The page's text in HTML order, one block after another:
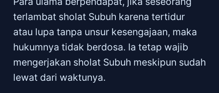
terlambat sholat Subuh karena tertidur
atau lupa tanpa unsur kesengajaan, maka
hukumnya tidak berdosa. Ia tetap wajib
mengerjakan sholat Subuh meskipun sudah
lewat dari waktunya.